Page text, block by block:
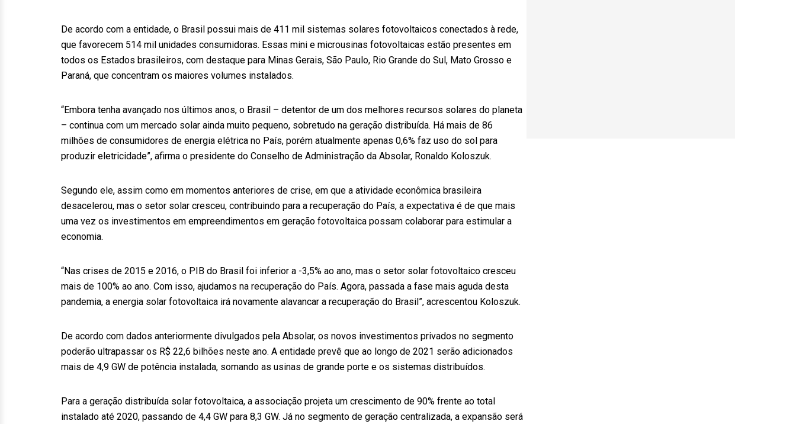
De acordo com a entidade, o Brasil possui mais de 411 mil sistemas solares fotovoltaicos conectados à rede,
que favorecem 514 mil unidades consumidoras. Essas mini e microusinas fotovoltaicas estão presentes em
todos os Estados brasileiros, com destaque para Minas Gerais, São Paulo, Rio Grande do Sul, Mato Grosso e
Paraná, que concentram os maiores volumes instalados.
“Embora tenha avançado nos últimos anos, o Brasil – detentor de um dos melhores recursos solares do planeta
– continua com um mercado solar ainda muito pequeno, sobretudo na geração distribuída. Há mais de 86
milhões de consumidores de energia elétrica no País, porém atualmente apenas 0,6% faz uso do sol para
produzir eletricidade”, afirma o presidente do Conselho de Administração da Absolar, Ronaldo Koloszuk.
Segundo ele, assim como em momentos anteriores de crise, em que a atividade econômica brasileira
desacelerou, mas o setor solar cresceu, contribuindo para a recuperação do País, a expectativa é de que mais
uma vez os investimentos em empreendimentos em geração fotovoltaica possam colaborar para estimular a
economia.
“Nas crises de 2015 e 2016, o PIB do Brasil foi inferior a -3,5% ao ano, mas o setor solar fotovoltaico cresceu
mais de 100% ao ano. Com isso, ajudamos na recuperação do País. Agora, passada a fase mais aguda desta
pandemia, a energia solar fotovoltaica irá novamente alavancar a recuperação do Brasil”, acrescentou Koloszuk.
De acordo com dados anteriormente divulgados pela Absolar, os novos investimentos privados no segmento
poderão ultrapassar os R$ 22,6 bilhões neste ano. A entidade prevê que ao longo de 2021 serão adicionados
mais de 4,9 GW de potência instalada, somando as usinas de grande porte e os sistemas distribuídos.
Para a geração distribuída solar fotovoltaica, a associação projeta um crescimento de 90% frente ao total
instalado até 2020, passando de 4,4 GW para 8,3 GW. Já no segmento de geração centralizada, a expansão será